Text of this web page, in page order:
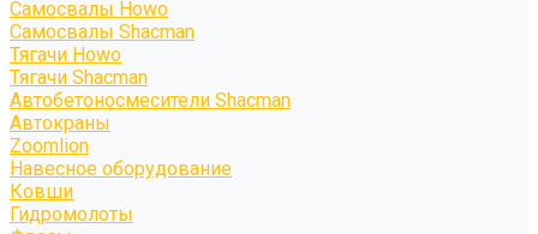
Самосвалы Howo
Самосвалы Shacman
Тягачи Howo
Тягачи Shacman
Автобетоносмесители Shacman
Автокраны
Zoomlion
Навесное оборудование
Ковши
Гидромолоты